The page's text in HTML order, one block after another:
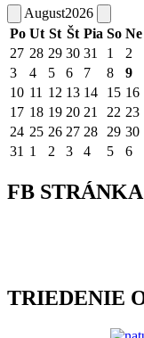
August2026
Po Ut St Št Pia So Ne
27 28 29 30 31 1
2
3
4 5 6 7 8
9
10 11 12 13 14 15 16
17 18 19 20 21 22 23
24 25 26 27 28 29 30
31 1 2 3 4 5 6
FB
TRIEDENIE